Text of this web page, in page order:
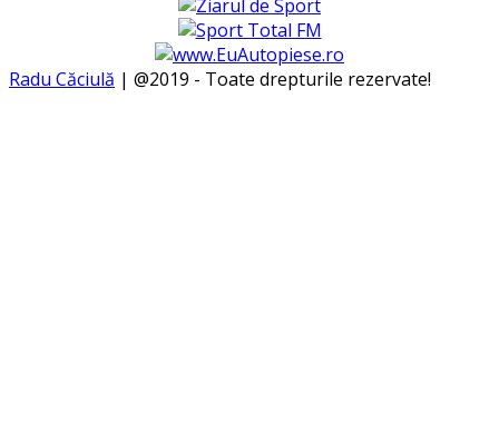
Radu Căciulă | @2019 - Toate drepturile rezervate!